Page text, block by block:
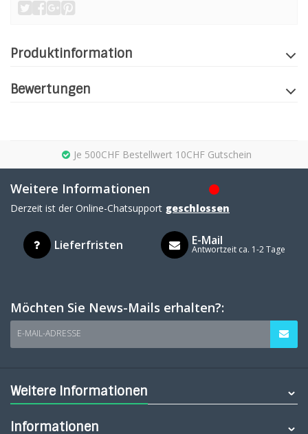
Produktinformation
Bewertungen
Je 500CHF Bestellwert 10CHF Gutschein
Weitere Informationen
Derzeit ist der Online-Chatsupport geschlossen
Lieferfristen E-Mail
Antwortzeit ca. 1-2 Tage
Möchten Sie News-Mails erhalten?:
E-MAIL-ADRESSE
Weitere Informationen
Informationen